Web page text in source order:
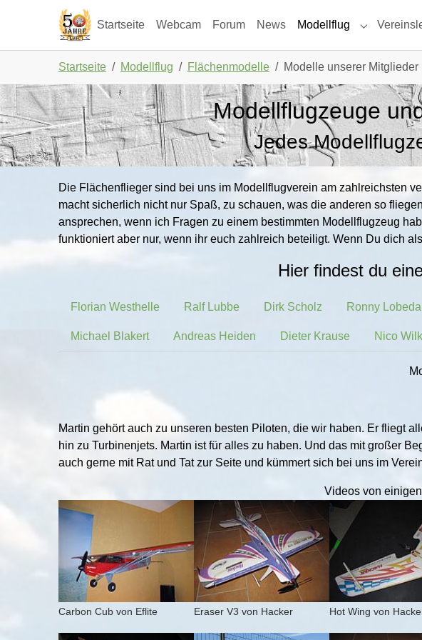
Skip to main navigation
Zum Hauptinhalt springen
Skip to page footer
Startseite
Webcam Forum News Modellflug
Submenu
Startseite Modellflug Flächenmodelle Modelle unserer Mitglieder
Modellflugzeuge
Jedes
Die Flächenflieger sind bei uns im Modellflugverein am zahlreichsten
macht sicherlich nicht nur Spaß, zu schauen, was die anderen so
ansprechen, wenn ich Fragen zu einem bestimmten Modellflugzeug
funktioniert aber nur, wenn ihr euch zahlreich beteiligt. Wenn Du dich
Hier findest du
Florian Westhelle Ralf Lubbe Dirk Scholz Ronny Lobeda
Michael Blakert Andreas Heiden Dieter Krause Nico
Show larger version for:
Carbon Cub von Eflite
Show larger version for:
Eraser V3 von Hacker
Show larger
Hot Wing von
Martin gehört auch zu unseren besten Piloten, die wir haben. Er fliegt
hin zu Turbinenjets. Martin ist für alles zu haben. Und das mit großer
auch gerne mit Rat und Tat zur Seite und kümmert sich bei uns im
Videos von